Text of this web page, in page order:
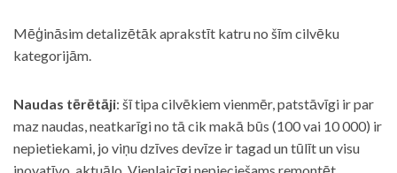
Mēģināsim detalizētāk aprakstīt katru no šīm cilvēku
kategorijām.
Naudas tērētāji: šī tipa cilvēkiem vienmēr, patstāvīgi ir par
maz naudas, neatkarīgi no tā cik makā būs (100 vai 10 000) ir
nepietiekami, jo viņu dzīves devīze ir tagad un tūlīt un visu